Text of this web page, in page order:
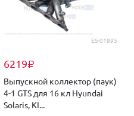
ES-01895
6219₽
Выпускной коллектор (паук)
4-1 GTS для 16 кл Hyundai
Solaris, KI...